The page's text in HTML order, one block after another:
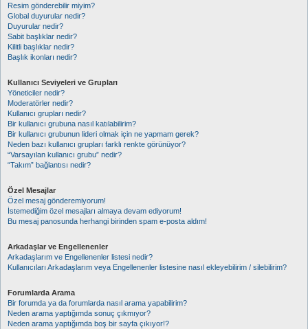
Resim gönderebilir miyim?
Global duyurular nedir?
Duyurular nedir?
Sabit başlıklar nedir?
Kilitli başlıklar nedir?
Başlık ikonları nedir?
Kullanıcı Seviyeleri ve Grupları
Yöneticiler nedir?
Moderatörler nedir?
Kullanıcı grupları nedir?
Bir kullanıcı grubuna nasıl katılabilirim?
Bir kullanıcı grubunun lideri olmak için ne yapmam gerek?
Neden bazı kullanıcı grupları farklı renkte görünüyor?
“Varsayılan kullanıcı grubu” nedir?
“Takım” bağlantısı nedir?
Özel Mesajlar
Özel mesaj gönderemiyorum!
İstemediğim özel mesajları almaya devam ediyorum!
Bu mesaj panosunda herhangi birinden spam e-posta aldım!
Arkadaşlar ve Engellenenler
Arkadaşlarım ve Engellenenler listesi nedir?
Kullanıcıları Arkadaşlarım veya Engellenenler listesine nasıl ekleyebilirim / silebilirim?
Forumlarda Arama
Bir forumda ya da forumlarda nasıl arama yapabilirim?
Neden arama yaptığımda sonuç çıkmıyor?
Neden arama yaptığımda boş bir sayfa çıkıyor!?